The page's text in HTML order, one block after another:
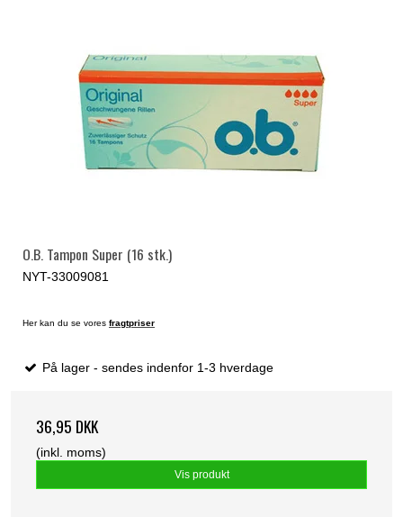
O.B. Tampon Super (16 stk.)
NYT-33009081
Her kan du se vores fragtpriser
På lager - sendes indenfor 1-3 hverdage
36,95 DKK
(inkl. moms)
Vis produkt